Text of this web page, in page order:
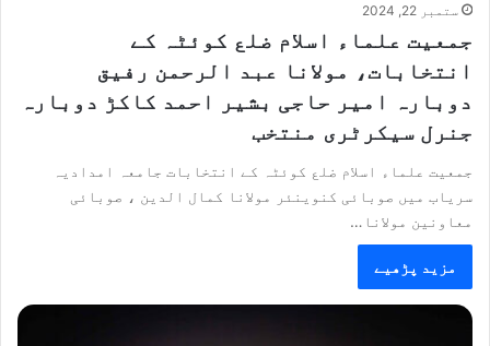
ستمبر 22, 2024
جمعیت علماء اسلام ضلع کوئٹہ کے
انتخابات، مولانا عبد الرحمن رفیق
دوبارہ امیر حاجی بشیر احمد کاکڑ دوبارہ
جنرل سیکرٹری منتخب
جمعیت علماء اسلام ضلع کوئٹہ کے انتخابات جامعہ امدادیہ
سریاب میں صوبائی کنوینئر مولانا کمال الدین ، صوبائی
معاونین مولانا…
مزید پڑھیے